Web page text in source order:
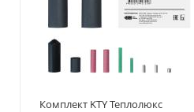
Комплект KTY Теплолюкс